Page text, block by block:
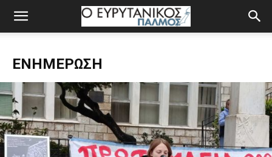
ΕΝΗΜΈΡΩΣΗ